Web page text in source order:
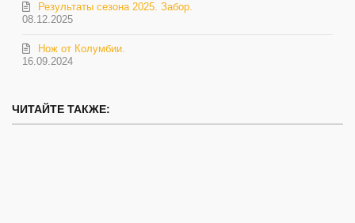
08.12.2025
Результаты сезона 2025. Забор.
16.09.2024
Нож от Колумбии.
ЧИТАЙТЕ ТАКЖЕ: